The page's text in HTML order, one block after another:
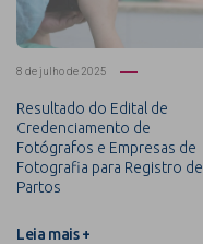
8 de julho de 2025
Resultado do Edital de
Credenciamento de
Fotógrafos e Empresas de
Fotografia para Registro de
Partos
Leia mais +